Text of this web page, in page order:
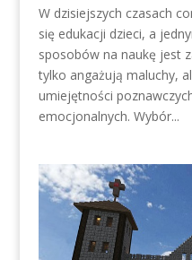
W dzisiejszych czasach
się edukacji dzieci, a
sposobów na naukę jest
tylko angażują maluchy,
umiejętności
emocjonalnych. Wybór...